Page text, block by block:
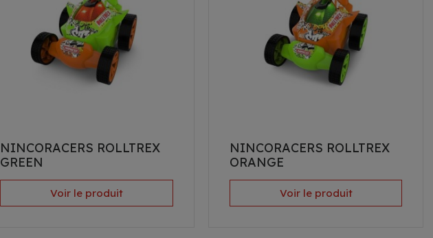
NINCORACERS ROLLTREX
GREEN
Voir le produit
NINCORACERS ROLLTREX
ORANGE
Voir le produit